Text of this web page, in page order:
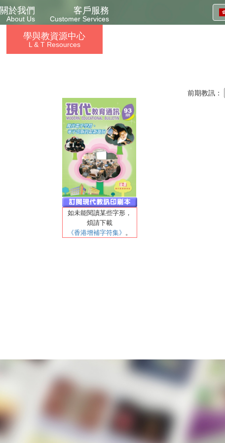
關於我們
About Us
客戶服務
Customer Services
學與教資源中心
L & T Resources
前期教訊：
如未能閱讀某些字形，
煩請下載
《香港增補字符集》 。